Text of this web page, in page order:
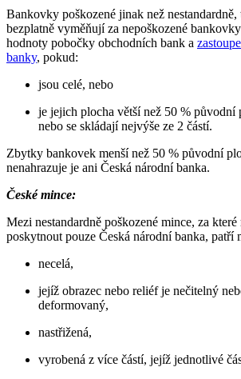
Bankovky poškozené jinak než nestandardně,
bezplatně vyměňují za nepoškozené
hodnoty pobočky obchodních bank a
banky, pokud:
jsou celé, nebo
je jejich plocha větší než 50 % původní
nebo se skládají nejvýše ze 2 částí.
Zbytky bankovek menší než 50 % původní
nenahrazuje je ani Česká národní banka.
České mince:
Mezi nestandardně poškozené mince, za které
poskytnout pouze Česká národní banka, patří
necelá,
jejíž obrazec nebo reliéf je nečitelný
deformovaný,
nastřižená,
vyrobená z více částí, jejíž jednotlivé